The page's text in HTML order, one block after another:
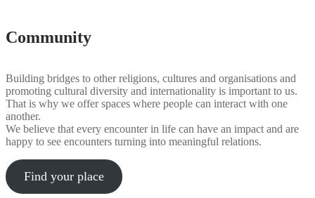
Community
Building bridges to other religions, cultures and organisations and
promoting cultural diversity and internationality is important to us.
That is why we offer spaces where people can interact with one
another.
We believe that every encounter in life can have an impact and are
happy to see encounters turning into meaningful relations.
Find your place